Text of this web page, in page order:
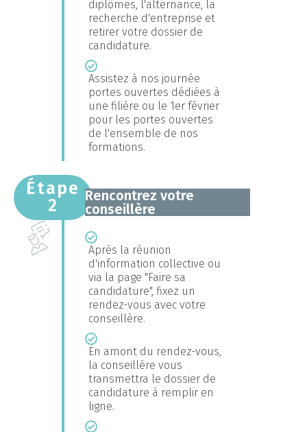
diplômes, l'alternance, la
recherche d'entreprise et
retirer votre dossier de
candidature.
Assistez à nos journée
portes ouvertes dédiées à
une filière ou le 1er février
pour les portes ouvertes
de l'ensemble de nos
formations.
Étape
2
Rencontrez votre
conseillère
Après la réunion
d'information collective ou
via la page "Faire sa
candidature", fixez un
rendez-vous avec votre
conseillère.
En amont du rendez-vous,
la conseillère vous
transmettra le dossier de
candidature à remplir en
ligne.